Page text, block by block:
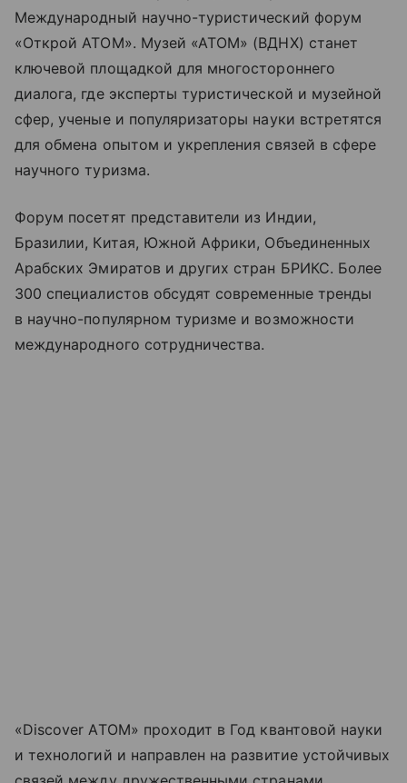
Международный научно-туристический форум
«Открой АТОМ». Музей «АТОМ» (ВДНХ) станет
ключевой площадкой для многостороннего
диалога, где эксперты туристической и музейной
сфер, ученые и популяризаторы науки встретятся
для обмена опытом и укрепления связей в сфере
научного туризма.
Форум посетят представители из Индии,
Бразилии, Китая, Южной Африки, Объединенных
Арабских Эмиратов и других стран БРИКС. Более
300 специалистов обсудят современные тренды
в научно-популярном туризме и возможности
международного сотрудничества.
«Discover АТОМ» проходит в Год квантовой науки
и технологий и направлен на развитие устойчивых